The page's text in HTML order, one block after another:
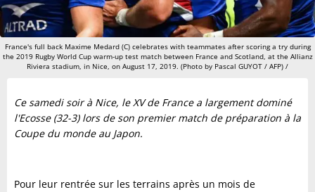
France's full back Maxime Medard (C) celebrates with teammates after scoring a try during
the 2019 Rugby World Cup warm-up test match between France and Scotland, at the Allianz
Riviera stadium, in Nice, on August 17, 2019. (Photo by Pascal GUYOT / AFP) /
Ce samedi soir à Nice, le XV de France a largement dominé
l'Ecosse (32-3) lors de son premier match de préparation à la
Coupe du monde au Japon.
Pour leur rentrée sur les terrains après un mois de